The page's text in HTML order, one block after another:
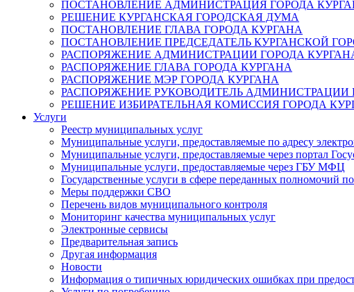
ПОСТАНОВЛЕНИЕ АДМИНИСТРАЦИЯ ГОРОДА
РЕШЕНИЕ КУРГАНСКАЯ ГОРОДСКАЯ ДУМА
ПОСТАНОВЛЕНИЕ ГЛАВА ГОРОДА КУРГАНА
ПОСТАНОВЛЕНИЕ ПРЕДСЕДАТЕЛЬ КУРГАНСКОЙ
РАСПОРЯЖЕНИЕ АДМИНИСТРАЦИИ ГОРОДА
РАСПОРЯЖЕНИЕ ГЛАВА ГОРОДА КУРГАНА
РАСПОРЯЖЕНИЕ МЭР ГОРОДА КУРГАНА
РАСПОРЯЖЕНИЕ РУКОВОДИТЕЛЬ АДМИНИСТРАЦИИ
РЕШЕНИЕ ИЗБИРАТЕЛЬНАЯ КОМИССИЯ ГОРОДА
Услуги
Реестр муниципальных услуг
Муниципальные услуги, предоставляемые по адресу
Муниципальные услуги, предоставляемые через портал
Муниципальные услуги, предоставляемые через ГБУ МФЦ
Государственные услуги в сфере переданных полномочий
Меры поддержки СВО
Перечень видов муниципального контроля
Мониторинг качества муниципальных услуг
Электронные сервисы
Предварительная запись
Другая информация
Новости
Информация о типичных юридических ошибках при